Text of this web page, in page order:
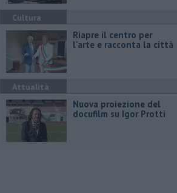
Cultura
Riapre il centro per
l'arte e racconta la città
Attualità
Nuova proiezione del
docufilm su Igor Protti